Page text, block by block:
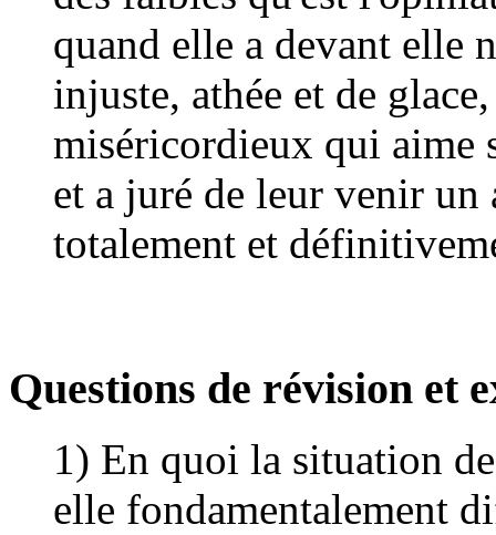
quand elle a devant elle
injuste, athée et de
miséricordieux qui aime
et a juré de leur venir
totalement et
Questions de révision et
1) En quoi la situation
elle fondamentalement